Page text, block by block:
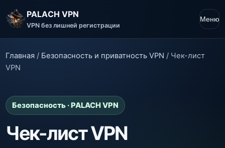
PALACH VPN
VPN без лишней регистрации
Меню
Главная / Безопасность и приватность VPN / Чек-лист
VPN
Безопасность · PALACH VPN
Чек-лист VPN